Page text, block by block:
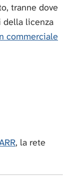
tranne dove
licenza
commerciale
, la rete